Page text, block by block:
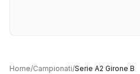
Home/Campionati/Serie A2 Girone B